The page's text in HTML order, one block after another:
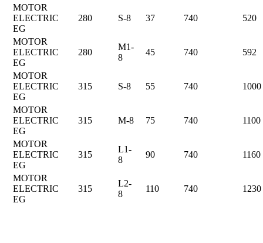
MOTOR
ELECTRIC
EG
280 S-8 37 740 520
MOTOR
ELECTRIC
EG
280
M1-
8
45 740 592
MOTOR
ELECTRIC
EG
315 S-8 55 740 1000
MOTOR
ELECTRIC
EG
315 M-8 75 740 1100
MOTOR
ELECTRIC
EG
315
L1-
8
90 740 1160
MOTOR
ELECTRIC
EG
315
L2-
8
110 740 1230